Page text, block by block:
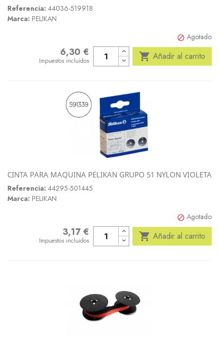
Referencia: 44036-519918
Marca: PELIKAN
 Agotado
6,30 €
Impuestos incluidos  Añadir al carrito
CINTA PARA MAQUINA PELIKAN GRUPO 51 NYLON VIOLETA
Referencia: 44295-501445
Marca: PELIKAN
 Agotado
3,17 €
Impuestos incluidos  Añadir al carrito